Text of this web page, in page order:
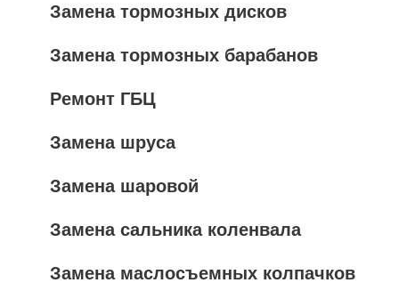
Замена тормозных дисков
Замена тормозных барабанов
Ремонт ГБЦ
Замена шруса
Замена шаровой
Замена сальника коленвала
Замена маслосъемных колпачков